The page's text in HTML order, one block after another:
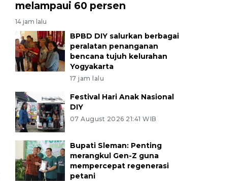
melampaui 60 persen
14 jam lalu
BPBD DIY salurkan berbagai
peralatan penanganan
bencana tujuh kelurahan
Yogyakarta
17 jam lalu
Festival Hari Anak Nasional
DIY
07 August 2026 21:41 WIB
Bupati Sleman: Penting
merangkul Gen-Z guna
mempercepat regenerasi
petani